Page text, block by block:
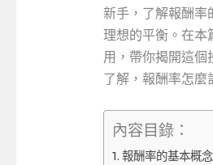
新手，了解報酬率
理想的平衡。在本
用，帶你揭開這個
了解，報酬率怎麼
內容目錄：
報酬率的基本概